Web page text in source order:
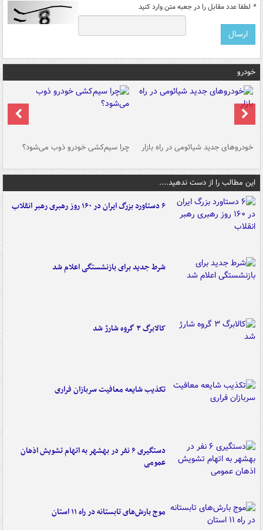
* لطفا عدد مقابل را در جعبه متن وارد کنید
خودرو
خودروهای جدید شیائومی در راه بازار چرا سیم‌کشی خودرو ذوب می‌شود؟
این مطالب را از دست ندهید....
۶ دستاورد بزرگ ایران در ۱۶۰ روز رهبری رهبر انقلاب
شرط جدید برای بازنشستگی اعلام شد
کالابرگ ۳ گروه شارژ شد
تکذیب شایعه معافیت سربازان فراری
دستگیری ۶ نفر در بهشهر به اتهام تشویش اذهان
عمومی
موج بارش‌های تابستانه در راه ۱۱ استان